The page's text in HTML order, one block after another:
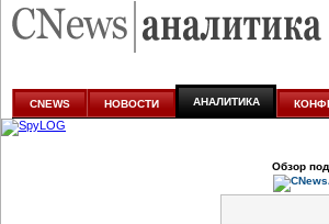
аналитике
CNEWS НОВОСТИ АНАЛИТИКА
Обзор